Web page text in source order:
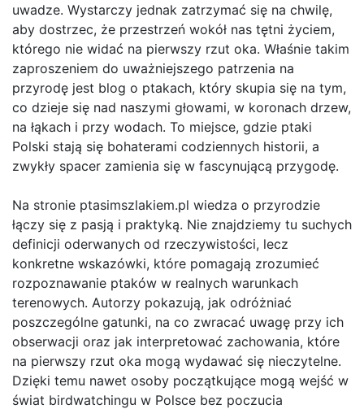
uwadze. Wystarczy jednak zatrzymać się na chwilę,
aby dostrzec, że przestrzeń wokół nas tętni życiem,
którego nie widać na pierwszy rzut oka. Właśnie takim
zaproszeniem do uważniejszego patrzenia na
przyrodę jest blog o ptakach, który skupia się na tym,
co dzieje się nad naszymi głowami, w koronach drzew,
na łąkach i przy wodach. To miejsce, gdzie ptaki
Polski stają się bohaterami codziennych historii, a
zwykły spacer zamienia się w fascynującą przygodę.
Na stronie ptasimszlakiem.pl wiedza o przyrodzie
łączy się z pasją i praktyką. Nie znajdziemy tu suchych
definicji oderwanych od rzeczywistości, lecz
konkretne wskazówki, które pomagają zrozumieć
rozpoznawanie ptaków w realnych warunkach
terenowych. Autorzy pokazują, jak odróżniać
poszczególne gatunki, na co zwracać uwagę przy ich
obserwacji oraz jak interpretować zachowania, które
na pierwszy rzut oka mogą wydawać się nieczytelne.
Dzięki temu nawet osoby początkujące mogą wejść w
świat birdwatchingu w Polsce bez poczucia